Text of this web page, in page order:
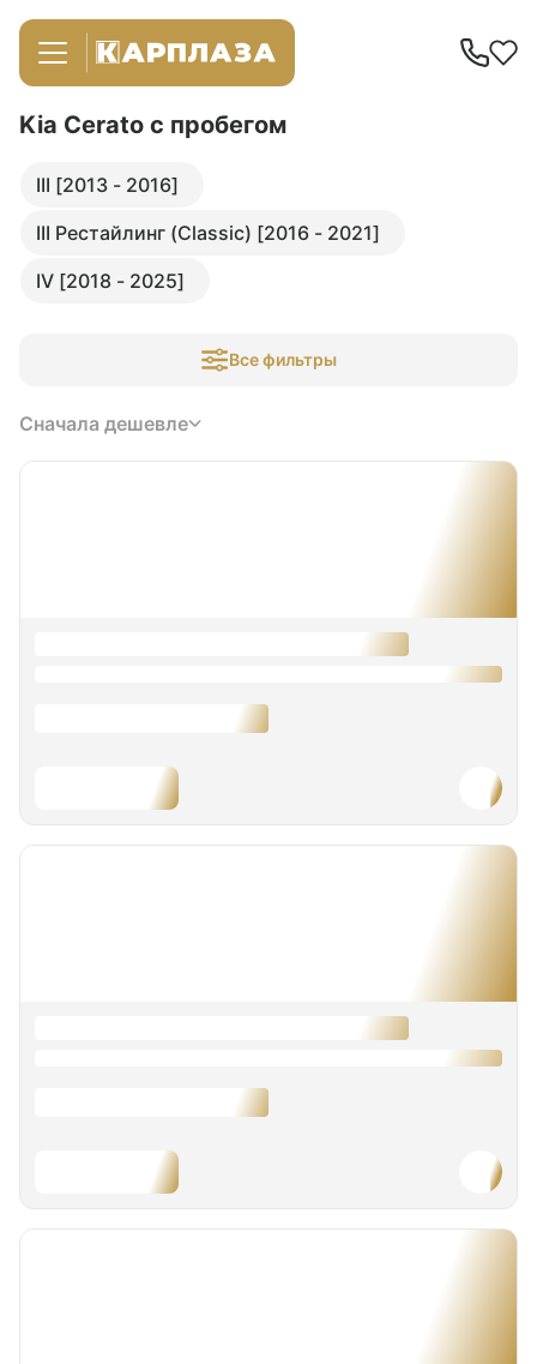
Kia Cerato с пробегом
III [2013 - 2016]
III Рестайлинг (Classic) [2016 - 2021]
IV [2018 - 2025]
Все фильтры
Сначала дешевле